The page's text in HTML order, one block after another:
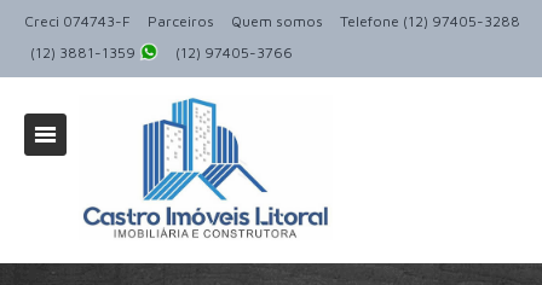
Creci 074743-F Parceiros Quem somos
Telefone (12) 97405-3288
(12) 3881-1359
(12) 97405-3766